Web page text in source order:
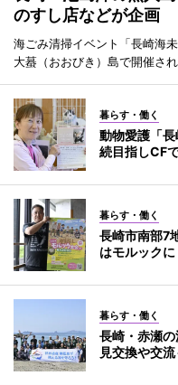
のすし店などが企画
海ごみ清掃イベント「長崎海
大蟇（おおびき）島で開催され
暮らす・働く
動物愛護「
続目指しCF
暮らす・働く
長崎市南部7
はモルックに
暮らす・働く
長崎・赤瀬
見交換や交流